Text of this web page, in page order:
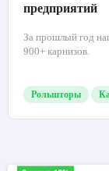
предприятий
За прошлый год
900+ карнизов.
Рольшторы